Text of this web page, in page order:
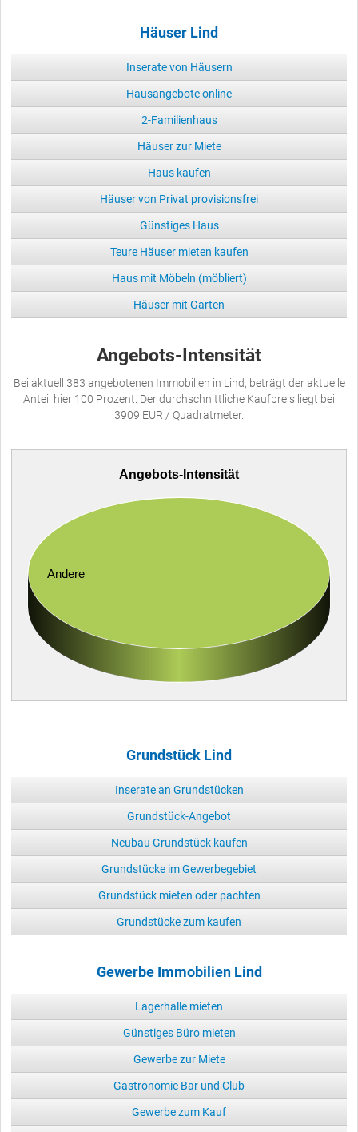
Häuser Lind
Inserate von Häusern
Hausangebote online
2-Familienhaus
Häuser zur Miete
Haus kaufen
Häuser von Privat provisionsfrei
Günstiges Haus
Teure Häuser mieten kaufen
Haus mit Möbeln (möbliert)
Häuser mit Garten
Angebots-Intensität
Bei aktuell 383 angebotenen Immobilien in Lind, beträgt der aktuelle
Anteil hier 100 Prozent. Der durchschnittliche Kaufpreis liegt bei
3909 EUR / Quadratmeter.
Angebots-Intensität
Andere
Grundstück Lind
Inserate an Grundstücken
Grundstück-Angebot
Neubau Grundstück kaufen
Grundstücke im Gewerbegebiet
Grundstück mieten oder pachten
Grundstücke zum kaufen
Gewerbe Immobilien Lind
Lagerhalle mieten
Günstiges Büro mieten
Gewerbe zur Miete
Gastronomie Bar und Club
Gewerbe zum Kauf